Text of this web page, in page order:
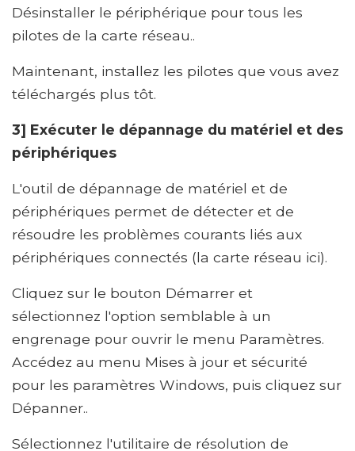
Désinstaller le périphérique pour tous les
pilotes de la carte réseau..
Maintenant, installez les pilotes que vous avez
téléchargés plus tôt.
3] Exécuter le dépannage du matériel et des
périphériques
L'outil de dépannage de matériel et de
périphériques permet de détecter et de
résoudre les problèmes courants liés aux
périphériques connectés (la carte réseau ici).
Cliquez sur le bouton Démarrer et
sélectionnez l'option semblable à un
engrenage pour ouvrir le menu Paramètres.
Accédez au menu Mises à jour et sécurité
pour les paramètres Windows, puis cliquez sur
Dépanner..
Sélectionnez l'utilitaire de résolution de